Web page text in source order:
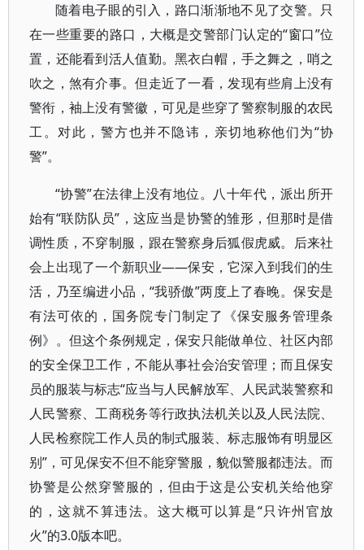
随着电子眼的引入，路口渐渐地不见了交警。只
在一些重要的路口，大概是交警部门认定的“窗口”位
置，还能看到活人值勤。黑衣白帽，手之舞之，哨之
吹之，煞有介事。但走近了一看，发现有些肩上没有
警衔，袖上没有警徽，可见是些穿了警察制服的农民
工。对此，警方也并不隐讳，亲切地称他们为“协
警”。
“协警”在法律上没有地位。八十年代，派出所开
始有“联防队员”，这应当是协警的雏形，但那时是借
调性质，不穿制服，跟在警察身后狐假虎威。后来社
会上出现了一个新职业——保安，它深入到我们的生
活，乃至编进小品，“我骄傲”两度上了春晚。保安是
有法可依的，国务院专门制定了《保安服务管理条
例》。但这个条例规定，保安只能做单位、社区内部
的安全保卫工作，不能从事社会治安管理；而且保安
员的服装与标志“应当与人民解放军、人民武装警察和
人民警察、工商税务等行政执法机关以及人民法院、
人民检察院工作人员的制式服装、标志服饰有明显区
别”，可见保安不但不能穿警服，貌似警服都违法。而
协警是公然穿警服的，但由于这是公安机关给他穿
的，这就不算违法。这大概可以算是“只许州官放
火”的3.0版本吧。